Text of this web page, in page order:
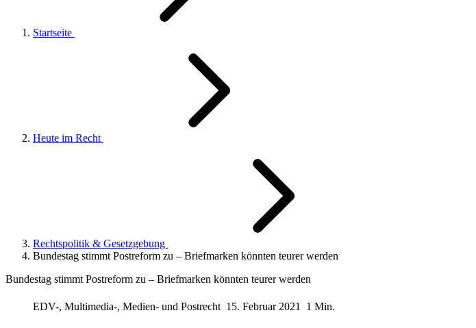
Startseite
Heute im Recht
Rechtspolitik & Gesetzgebung
Bundestag stimmt Postreform zu – Briefmarken könnten teurer werden
Bundestag stimmt Postreform zu – Briefmarken könnten teurer werden
EDV-, Multimedia-, Medien- und Postrecht 15. Februar 2021 1 Min.